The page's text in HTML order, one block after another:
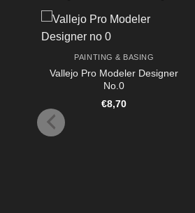
PAINTING & BASING
Vallejo Pro Modeler Designer
No.0
€8,70